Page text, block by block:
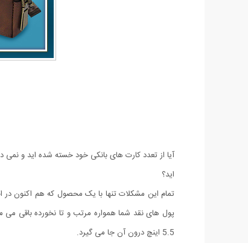
آیا از تعدد کارت های بانکی خود خسته شده اید و نمی
اید؟
تمام این مشکلات تنها با یک محصول که هم اکنون
پول های نقد شما همواره مرتب و تا نخورده باقی می
5.5 اینچ درون آن جا می گیرد.